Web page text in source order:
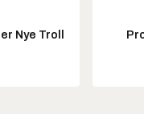
Nye Troll